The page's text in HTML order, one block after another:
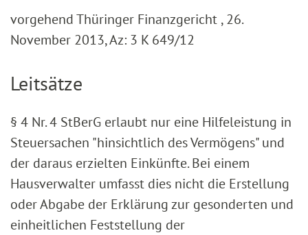
vorgehend Thüringer Finanzgericht , 26.
November 2013, Az: 3 K 649/12
Leitsätze
§ 4 Nr. 4 StBerG erlaubt nur eine Hilfeleistung in
Steuersachen "hinsichtlich des Vermögens" und
der daraus erzielten Einkünfte. Bei einem
Hausverwalter umfasst dies nicht die Erstellung
oder Abgabe der Erklärung zur gesonderten und
einheitlichen Feststellung der